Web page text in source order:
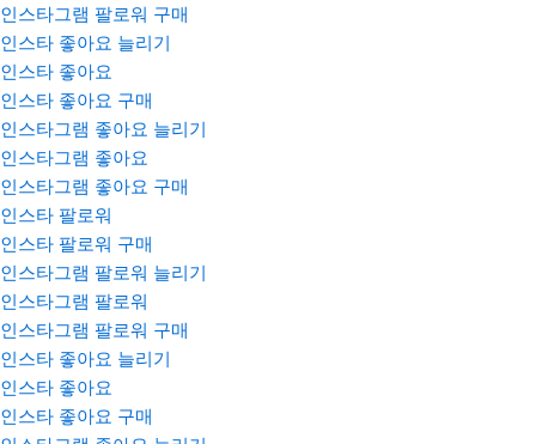
인스타그램 팔로워 구매
인스타 좋아요 늘리기
인스타 좋아요
인스타 좋아요 구매
인스타그램 좋아요 늘리기
인스타그램 좋아요
인스타그램 좋아요 구매
인스타 팔로워
인스타 팔로워 구매
인스타그램 팔로워 늘리기
인스타그램 팔로워
인스타그램 팔로워 구매
인스타 좋아요 늘리기
인스타 좋아요
인스타 좋아요 구매